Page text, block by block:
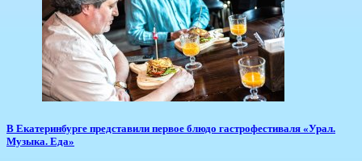
​В Екатеринбурге представили первое блюдо гастрофестиваля «Урал.
Музыка. Еда»